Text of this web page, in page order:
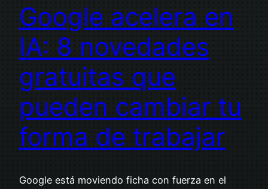
Google acelera en
IA: 8 novedades
gratuitas que
pueden cambiar tu
forma de trabajar
Google está moviendo ficha con fuerza en el